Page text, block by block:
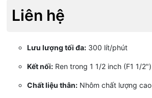
Liên hệ
Lưu lượng tối đa: 300 lít/phút
Kết nối: Ren trong 1 1/2 inch (F1 1/2")
Chất liệu thân: Nhôm chất lượng cao